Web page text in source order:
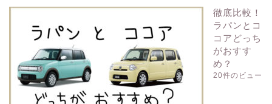
徹底比較！
ラパンとコ
コアどっち
がおすす
め？
20件のビュー